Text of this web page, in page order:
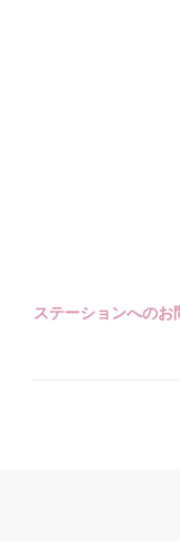
ステーションへのお